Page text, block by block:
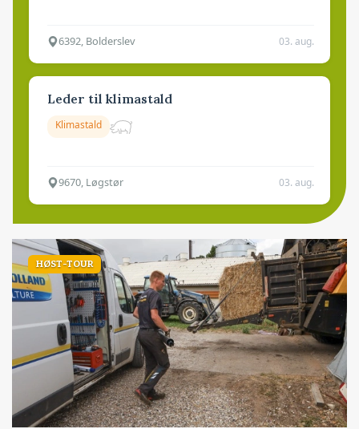
6392, Bolderslev 03. aug.
Leder til klimastald
Klimastald
9670, Løgstør 03. aug.
HØST-TOUR